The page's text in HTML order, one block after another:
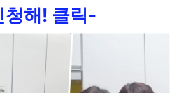
청해! 클릭-